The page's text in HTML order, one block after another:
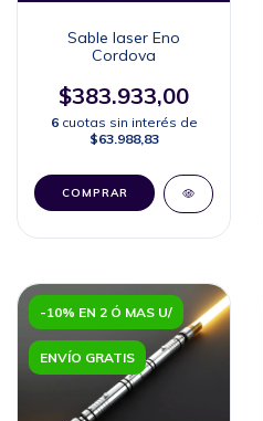
Sable laser Eno
Cordova
$383.933,00
6 cuotas sin interés de
$63.988,83
COMPRAR
-10% EN 2 Ó MAS U/
ENVÍO GRATIS